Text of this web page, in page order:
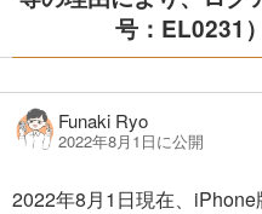
号：EL0231
Funaki Ryo
2022年8月1日に公開
2022年8月1日現在、